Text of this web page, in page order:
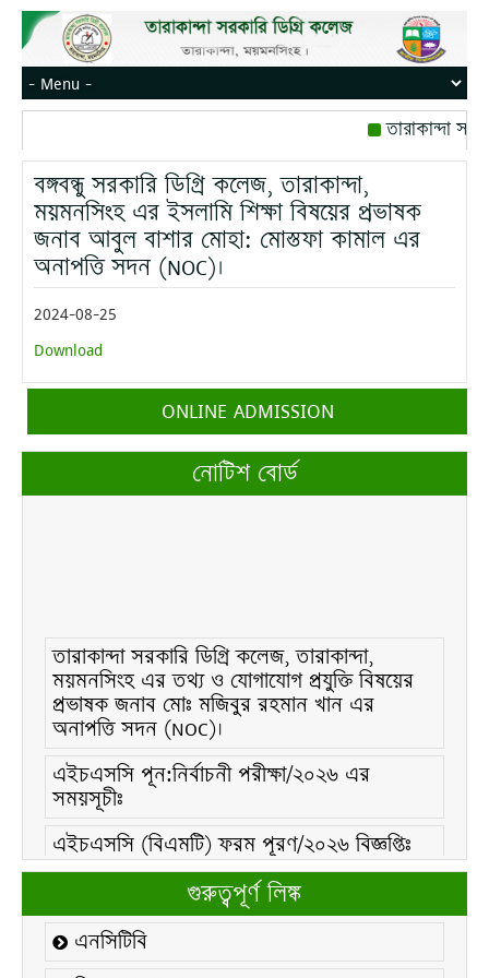
তারাকান্দা
রোজ বৃহস্পতিবার।
মোবাইল নম্বর:
বঙ্গবন্ধু সরকারি ডিগ্রি কলেজ, তারাকান্দা,
ময়মনসিংহ এর ইসলামি শিক্ষা বিষয়ের প্রভাষক
জনাব আবুল বাশার মোহা: মোস্তফা কামাল এর
অনাপত্তি সদন (NOC)।
2024-08-25
Download
ONLINE ADMISSION
নোটিশ বোর্ড
তারাকান্দা সরকারি ডিগ্রি কলেজ, তারাকান্দা,
ময়মনসিংহ এর তথ্য ও যোগাযোগ প্রযুক্তি বিষয়ের
প্রভাষক জনাব মোঃ মজিবুর রহমান খান এর
অনাপত্তি সদন (NOC)।
এইচএসসি পূন:নির্বাচনী পরীক্ষা/২০২৬ এর
সময়সূচীঃ
এইচএসসি (বিএমটি) ফরম পূরণ/২০২৬ বিজ্ঞপ্তিঃ
এইচএসসি ফরম/২০২৬ পূরণ বিজ্ঞপ্তিঃ
২১ ফেব্রুয়ারি/২০২৬ ইং তারিখে “শহিদ দিবস ও
আন্তর্জাতিক মাতৃভাষা দিবস-২০২৬ উদযাপন
গুরুত্বপূর্ণ লিঙ্ক
এনসিটিবি